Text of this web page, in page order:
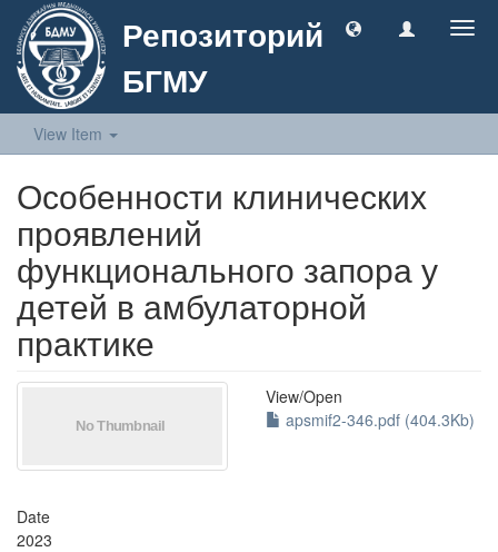
Репозиторий
БГМУ
View Item
Особенности клинических
проявлений
функционального запора у
детей в амбулаторной
практике
View/Open
apsmif2-346.pdf (404.3Kb)
Date
2023